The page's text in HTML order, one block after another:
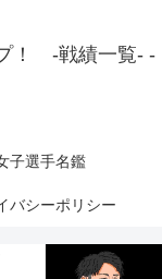
！ -戦績一覧- -
子選手名鑑
バシーポリシー